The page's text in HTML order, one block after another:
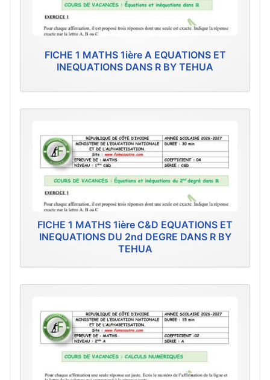
FICHE 1 MATHS 1ière A EQUATIONS ET
INEQUATIONS DANS R BY TEHUA
FICHE 1 MATHS 1ière C&D EQUATIONS ET
INEQUATIONS DU 2nd DEGRE DANS R BY
TEHUA